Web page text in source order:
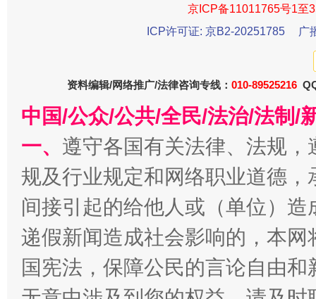
习近平的博鳌关键词
魏明
京ICP备11011765号1至
ICP许可证: 京B2-20251785
广
资料编辑/网络推广/法律咨询专线： 010-89525216
中国/公众/公共/全民/法治/法制/
一、 遵守各国有关法律、法规
规及行业规定和网络职业道德
间接引起的给他人或（单位）
递假新闻造成社会影响的，本
国宪法，保障公民的言论自由